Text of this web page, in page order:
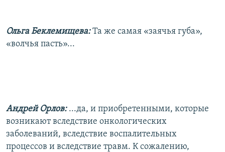
Ольга Беклемищева:Та же самая «заячья губа»,
«волчья пасть»...
Андрей Орлов: ...да, и приобретенными, которые
возникают вследствие онкологических
заболеваний, вследствие воспалительных
процессов и вследствие травм. К сожалению,